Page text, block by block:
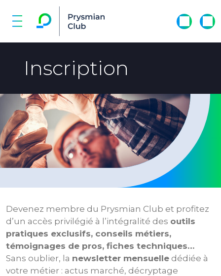
Inscription
Devenez membre du Prysmian Club et profitez
d’un accès privilégié à l’intégralité des outils
pratiques exclusifs, conseils métiers,
témoignages de pros, fiches techniques…
Sans oublier, la newsletter mensuelle dédiée à
votre métier : actus marché, décryptage